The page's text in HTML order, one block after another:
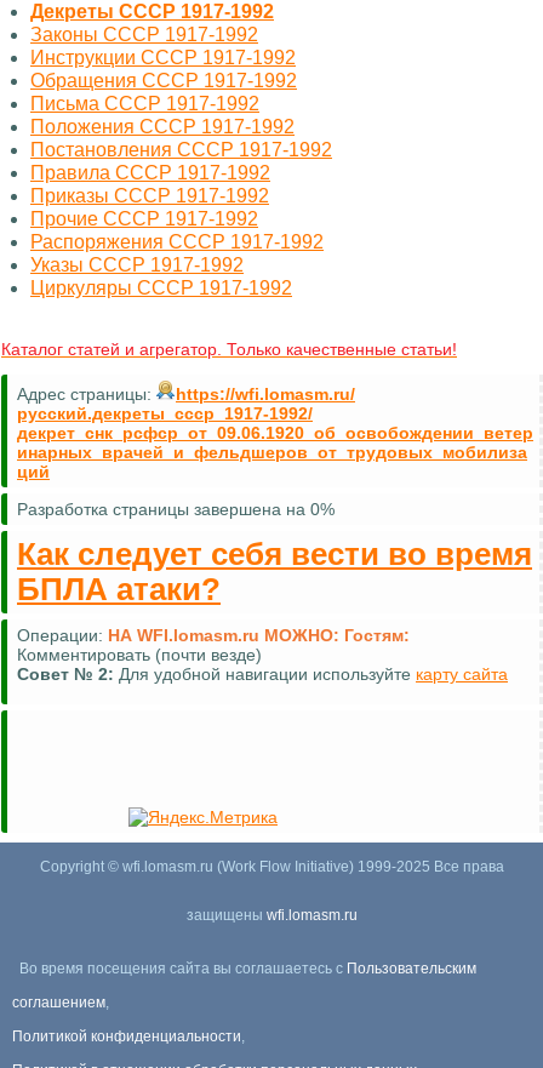
Декреты СССР 1917-1992
Законы СССР 1917-1992
Инструкции СССР 1917-1992
Обращения СССР 1917-1992
Письма СССР 1917-1992
Положения СССР 1917-1992
Постановления СССР 1917-1992
Правила СССР 1917-1992
Приказы СССР 1917-1992
Прочие СССР 1917-1992
Распоряжения СССР 1917-1992
Указы СССР 1917-1992
Циркуляры СССР 1917-1992
Каталог статей и агрегатор. Только качественные статьи!
Адрес страницы:
https://wfi.lomasm.ru/
русский.декреты_ссср_1917-1992/
декрет_снк_рсфср_от_09.06.1920_об_освобождении_ветер
инарных_врачей_и_фельдшеров_от_трудовых_мобилиза
ций
Разработка страницы завершена на 0%
Как следует себя вести во время
БПЛА атаки?
Операции: НА WFI.lomasm.ru МОЖНО: Гостям:
Комментировать (почти везде)
Совет № 2: Для удобной навигации используйте карту сайта
Copyright © wfi.lomasm.ru (Work Flow Initiative) 1999-2025 Все права
защищены wfi.lomasm.ru
Во время посещения сайта вы соглашаетесь с Пользовательским
соглашением,
Политикой конфиденциальности,